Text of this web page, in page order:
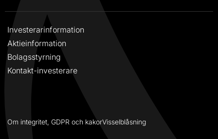
Investerarinformation
Aktieinformation
Bolagsstyrning
Kontakt-investerare
Om integritet, GDPR och kakorVisselblåsning